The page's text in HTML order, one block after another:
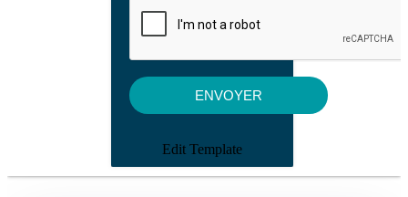
Edit Template